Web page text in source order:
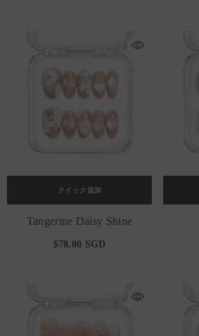
クイック追加
Tangerine Daisy Shine
$78.00 SGD